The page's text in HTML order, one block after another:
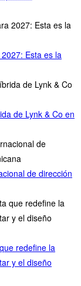
Esta es la
de Lynk & Co en
de dirección
redefine la
y el diseño